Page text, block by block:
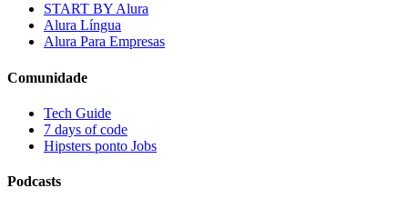
START BY Alura
Alura Língua
Alura Para Empresas
Comunidade
Tech Guide
7 days of code
Hipsters ponto Jobs
Podcasts